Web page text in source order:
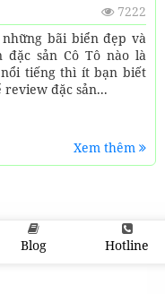
7222
bãi biển đẹp và
sản Cô Tô nào là
tiếng thì ít bạn biết
đặc sản...
Xem thêm
Blog Hotline